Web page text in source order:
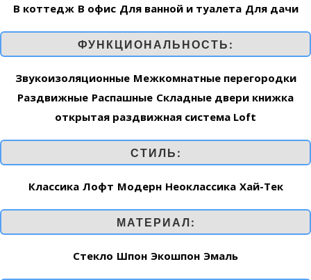
В коттедж В офис Для ванной и туалета Для дачи
ФУНКЦИОНАЛЬНОСТЬ:
Звукоизоляционные Межкомнатные перегородки
Раздвижные Распашные Складные двери книжка
открытая раздвижная система Loft
СТИЛЬ:
Классика Лофт Модерн Неоклассика Хай-Тек
МАТЕРИАЛ:
Стекло Шпон Экошпон Эмаль